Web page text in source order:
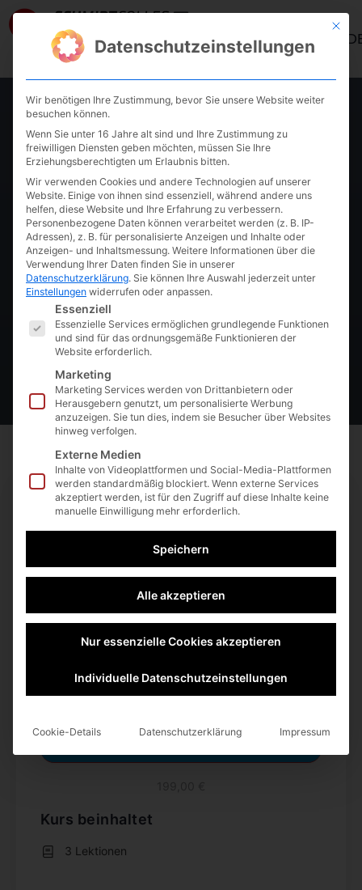
KURS PAGE
Die besten
Mitarbeiter
finden & behalten
Kurs-Details anzeigen
Cay von Fournier
Kurs beinhaltet
3 Lektionen
Mit
Datenschutzeinstellungen
Wir benötigen Ihre Zustimmung, bevor Sie unsere Website weiter
besuchen können.
Wenn Sie unter 16 Jahre alt sind und Ihre Zustimmung zu
freiwilligen Diensten geben möchten, müssen Sie Ihre
Erziehungsberechtigten um Erlaubnis bitten.
Wir verwenden Cookies und andere Technologien auf unserer
Website. Einige von ihnen sind essenziell, während andere uns
helfen, diese Website und Ihre Erfahrung zu verbessern.
Personenbezogene Daten können verarbeitet werden (z. B. IP-
Adressen), z. B. für personalisierte Anzeigen und Inhalte oder
Anzeigen- und Inhaltsmessung. Weitere Informationen über die
Verwendung Ihrer Daten finden Sie in unserer
Datenschutzerklärung. Sie können Ihre Auswahl jederzeit unter
Einstellungen widerrufen oder anpassen.
Es folgt eine Liste der Service-Gruppen,
Essenziell
Essenzielle Services ermöglichen grundlegende Funktionen
und sind für das ordnungsgemäße Funktionieren der
Website erforderlich.
Marketing
Marketing Services werden von Drittanbietern oder
Herausgebern genutzt, um personalisierte Werbung
anzuzeigen. Sie tun dies, indem sie Besucher über Websites
hinweg verfolgen.
Externe Medien
Inhalte von Videoplattformen und Social-Media-Plattformen
werden standardmäßig blockiert. Wenn externe Services
akzeptiert werden, ist für den Zugriff auf diese Inhalte keine
manuelle Einwilligung mehr erforderlich.
Speichern
Alle akzeptieren
Nur essenzielle Cookies akzeptieren
Individuelle Datenschutzeinstellungen
Cookie-Details Datenschutzerklärung Impressum